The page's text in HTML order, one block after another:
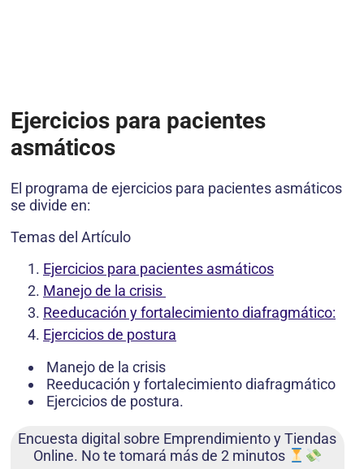
Ejercicios para pacientes
asmáticos
El programa de ejercicios para pacientes asmáticos
se divide en:
Temas del Artículo
Ejercicios para pacientes asmáticos
Manejo de la crisis
Reeducación y fortalecimiento diafragmático:
Ejercicios de postura
Manejo de la crisis
Reeducación y fortalecimiento diafragmático
Ejercicios de postura.
Encuesta digital sobre Emprendimiento y Tiendas
Online. No te tomará más de 2 minutos